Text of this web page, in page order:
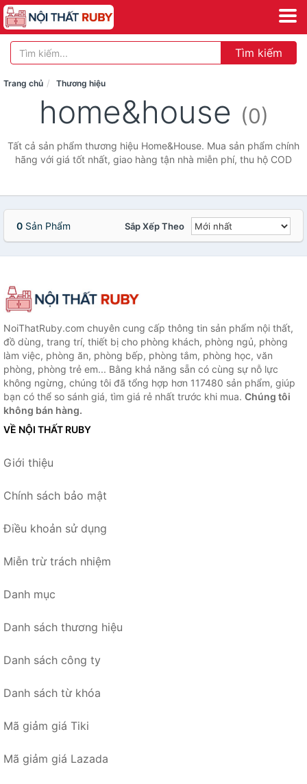
Tìm kiếm
Trang chủ Thương hiệu
home&house (0)
Tất cả sản phẩm thương hiệu Home&House. Mua sản phẩm chính
hãng với giá tốt nhất, giao hàng tận nhà miễn phí, thu hộ COD
0 Sản Phẩm Sắp Xếp Theo
NoiThatRuby.com chuyên cung cấp thông tin sản phẩm nội thất,
đồ dùng, trang trí, thiết bị cho phòng khách, phòng ngủ, phòng
làm việc, phòng ăn, phòng bếp, phòng tắm, phòng học, văn
phòng, phòng trẻ em... Bằng khả năng sẵn có cùng sự nỗ lực
không ngừng, chúng tôi đã tổng hợp hơn 117480 sản phẩm, giúp
bạn có thể so sánh giá, tìm giá rẻ nhất trước khi mua. Chúng tôi
không bán hàng.
VỀ NỘI THẤT RUBY
Giới thiệu
Chính sách bảo mật
Điều khoản sử dụng
Miễn trừ trách nhiệm
Danh mục
Danh sách thương hiệu
Danh sách công ty
Danh sách từ khóa
Mã giảm giá Tiki
Mã giảm giá Lazada